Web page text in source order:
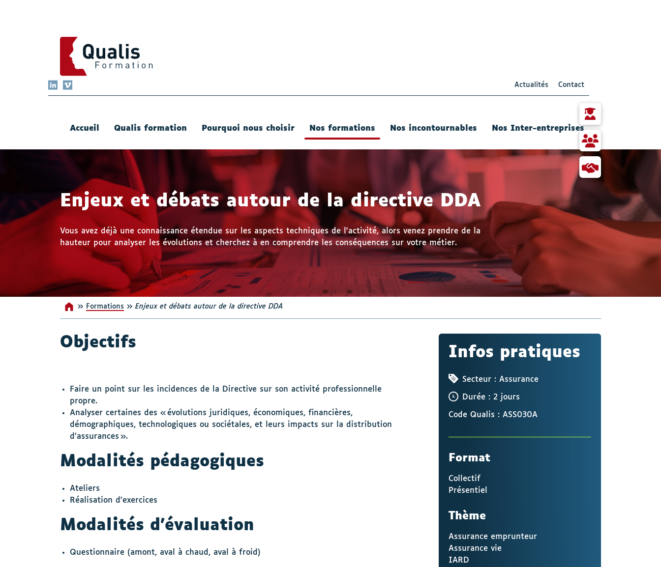
QUALIS FORMATION
LinkedIn Actualités Contact
Accueil Qualis formation Pourquoi nous choisir
Nos formations
- Actif
Nos incontournables Nos Inter-entreprises
Particulier
RH
et
responsable
Formation
Collaborer
avec
Enjeux et débats autour de la directive DDA
Vous avez déjà une connaissance étendue sur les aspects techniques de l'activité, alors venez prendre de la
hauteur pour analyser les évolutions et cherchez à en comprendre les conséquences sur votre métier.
Accueil
» Formations » Enjeux et débats autour de la directive DDA
Infos pratiques
Secteur : Assurance
Durée : 2 jours
Code Qualis : ASS030A
Format
Collectif
Présentiel
Thème
Assurance emprunteur
Assurance vie
IARD
Objectifs
Faire un point sur les incidences de la Directive sur son activité professionnelle
propre.
Analyser certaines des « évolutions juridiques, économiques, financières,
démographiques, technologiques ou sociétales, et leurs impacts sur la distribution
d’assurances ».
Modalités pédagogiques
Ateliers
Réalisation d'exercices
Modalités d’évaluation
Questionnaire (amont, aval à chaud, aval à froid)